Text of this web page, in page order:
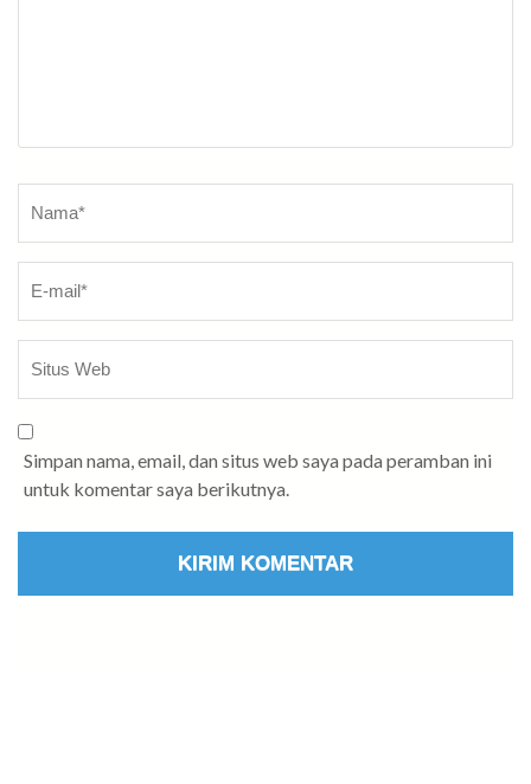
Simpan nama, email, dan situs web saya pada peramban ini
untuk komentar saya berikutnya.